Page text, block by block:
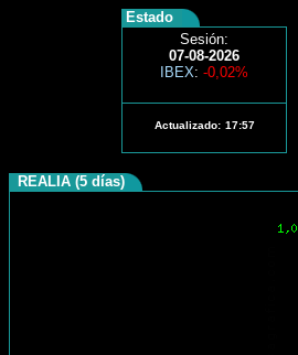
Estado
Sesión:
07-08-2026
IBEX: -0,02%
Actualizado: 17:57
REALIA (5 días)